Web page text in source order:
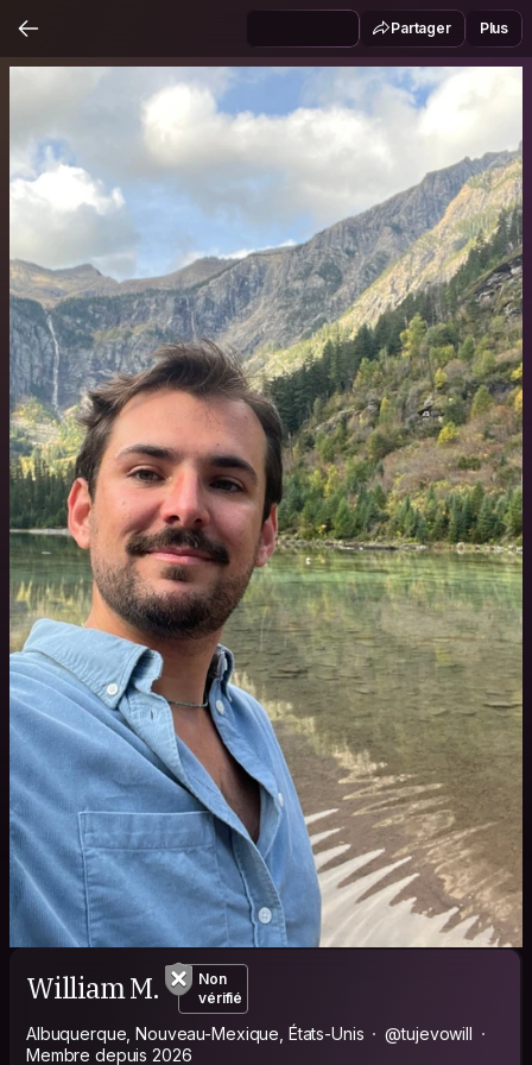
Partager Plus
William M.
Non
vérifié
Albuquerque, Nouveau-Mexique, États-Unis
@tujevowill
Membre depuis 2026